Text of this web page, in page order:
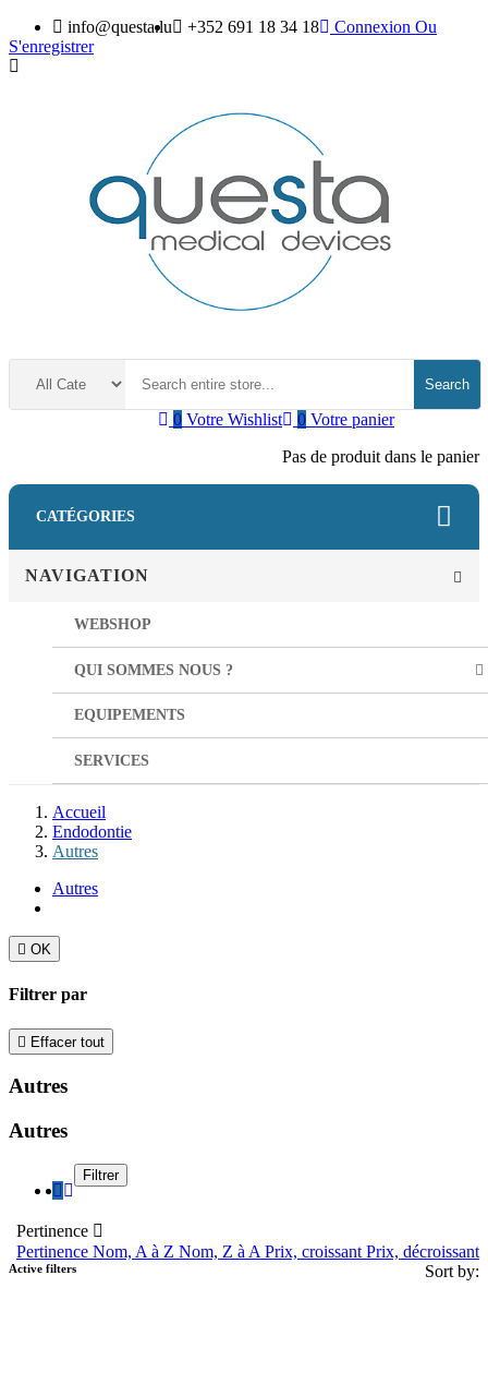
info@questa.lu +352 691 18 34 18 Connexion Ou
S'enregistrer
Search
0 Votre panier
Pas de produit dans le panier
0 Votre Wishlist
CATÉGORIES
NAVIGATION
WEBSHOP
QUI SOMMES NOUS ?
EQUIPEMENTS
SERVICES
Accueil
Endodontie
Autres
Autres
 OK
Filtrer par
 Effacer tout
Autres
Autres
Pertinence 
Pertinence Nom, A à Z Nom, Z à A Prix, croissant Prix, décroissant
Sort by:
Filtrer
Active filters